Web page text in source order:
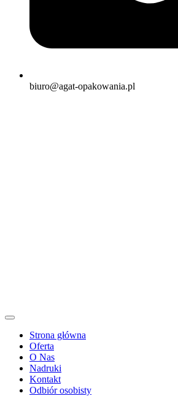
biuro@agat-opakowania.pl
Strona główna
Oferta
O Nas
Nadruki
Kontakt
Odbiór osobisty